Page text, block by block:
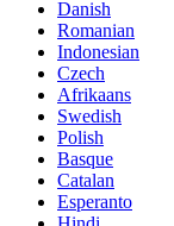
Danish
Romanian
Indonesian
Czech
Afrikaans
Swedish
Polish
Basque
Catalan
Esperanto